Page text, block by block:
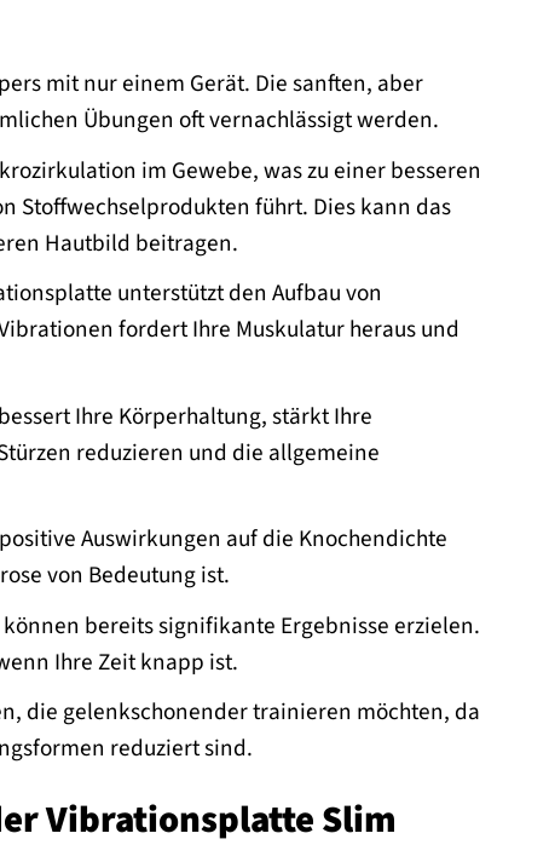
mit nur einem Gerät. Die sanften, aber
Übungen oft vernachlässigt werden.
im Gewebe, was zu einer besseren
Stoffwechselprodukten führt. Dies kann das
Hautbild beitragen.
unterstützt den Aufbau von
fordert Ihre Muskulatur heraus und
Ihre Körperhaltung, stärkt Ihre
reduzieren und die allgemeine
Auswirkungen auf die Knochendichte
von Bedeutung ist.
bereits signifikante Ergebnisse erzielen.
Ihre Zeit knapp ist.
die gelenkschonender trainieren möchten, da
reduziert sind.
Vibrationsplatte Slim